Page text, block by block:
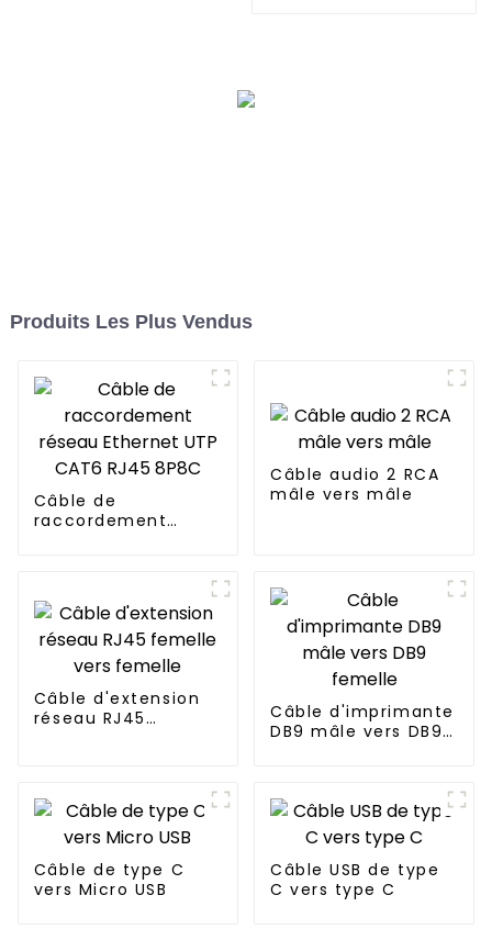
Produits Les Plus Vendus
Câble de
raccordement
Câble audio 2 RCA
mâle vers mâle
Câble d'extension
réseau RJ45
Câble d'imprimante
DB9 mâle vers DB9
Câble de type C
vers Micro USB
Câble USB de type
C vers type C